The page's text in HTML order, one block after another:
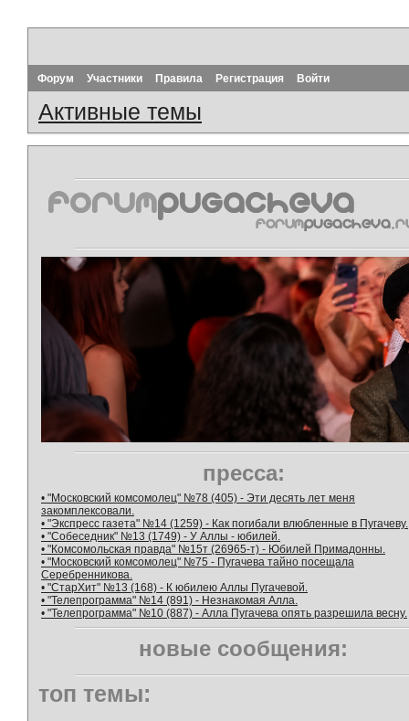
Форум Участники Правила Регистрация Войти
Активные темы
пресса:
• "Московский комсомолец" №78 (405) - Эти десять лет меня
закомплексовали.
• "Экспресс газета" №14 (1259) - Как погибали влюбленные в Пугачеву.
• "Собеседник" №13 (1749) - У Аллы - юбилей.
• "Комсомольская правда" №15т (26965-т) - Юбилей Примадонны.
• "Московский комсомолец" №75 - Пугачева тайно посещала
Серебренникова.
• "СтарХит" №13 (168) - К юбилею Аллы Пугачевой.
• "Телепрограмма" №14 (891) - Незнакомая Алла.
• "Телепрограмма" №10 (887) - Алла Пугачева опять разрешила весну.
новые сообщения:
топ темы: